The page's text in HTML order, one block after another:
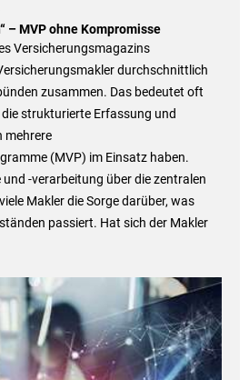
– MVP ohne Kompromisse
Versicherungsmagazins
durchschnittlich
zusammen. Das bedeutet oft
strukturierte Erfassung und
mehrere
(MVP) im Einsatz haben.
-verarbeitung über die zentralen
Makler die Sorge darüber, was
passiert. Hat sich der Makler